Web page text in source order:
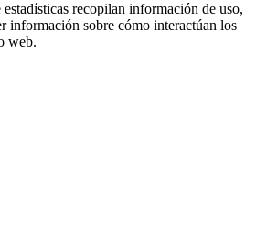
recopilan información de uso,
información sobre cómo interactúan los
web.